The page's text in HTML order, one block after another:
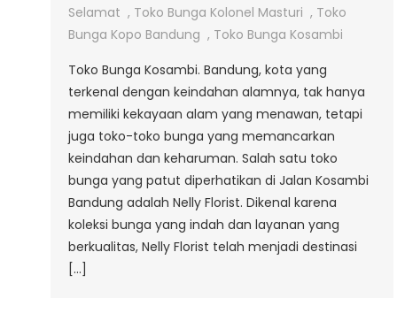
–
Florist
Selamat , Toko Bunga Kolonel Masturi , Toko
Bunga Kopo Bandung , Toko Bunga Kosambi
Toko Bunga Kosambi. Bandung, kota yang
terkenal dengan keindahan alamnya, tak hanya
memiliki kekayaan alam yang menawan, tetapi
juga toko-toko bunga yang memancarkan
keindahan dan keharuman. Salah satu toko
bunga yang patut diperhatikan di Jalan Kosambi
Bandung adalah Nelly Florist. Dikenal karena
koleksi bunga yang indah dan layanan yang
berkualitas, Nelly Florist telah menjadi destinasi
[…]